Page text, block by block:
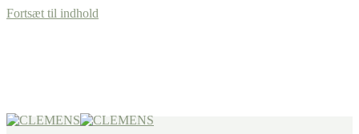
Fortsæt til indhold